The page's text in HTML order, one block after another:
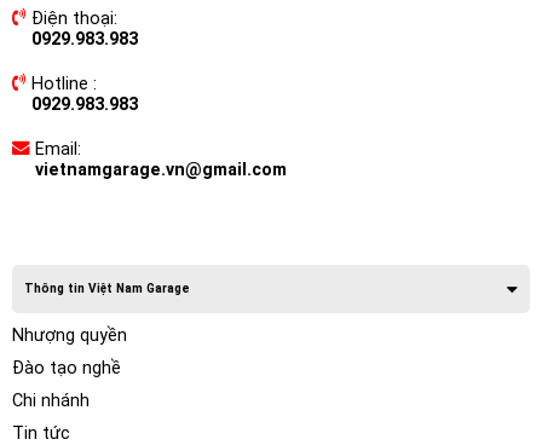
Điện thoại:
0929.983.983
Hotline :
0929.983.983
Email:
vietnamgarage.vn@gmail.com
Thông tin Việt Nam Garage
Nhượng quyền
Đào tạo nghề
Chi nhánh
Tin tức